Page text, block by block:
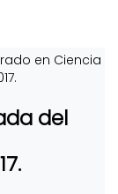
del